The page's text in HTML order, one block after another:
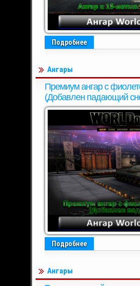
Подробнее
Ангары
Премиум ангар с
(Добавлен падающий
0.8.11
Подробнее
Ангары